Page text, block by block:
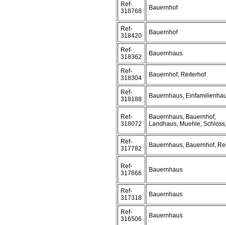
Ref-
318768
Bauernhof
Ref-
318420
Bauernhof
Ref-
318362
Bauernhaus
Ref-
318304
Bauernhof, Reiterhof
Ref-
318188
Bauernhaus,
Ref-
318072
Bauernhaus, Bauernhof,
Landhaus, Muehle,
Ref-
317782
Bauernhaus, Bauernhof,
Ref-
317666
Bauernhaus
Ref-
317318
Bauernhaus
Ref-
316506
Bauernhaus